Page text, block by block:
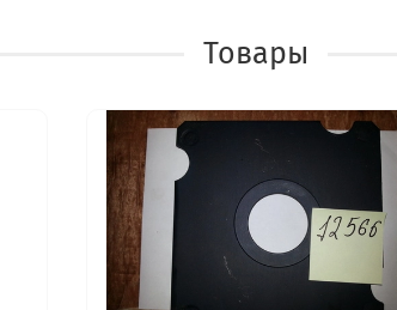
Товары